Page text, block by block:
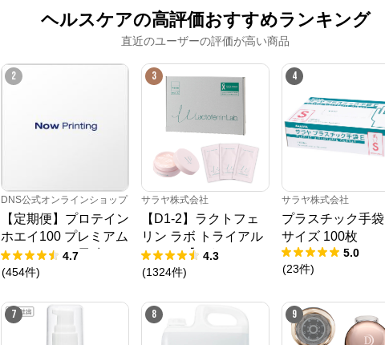
ヘルスケアの高評価おすすめランキング
直近のユーザーの評価が高い商品
2
DNS公式オンラインショップ
【定期便】プロテイン
ホエイ100 プレミアム
チョコレート風味 1,0
00g
4.7
(454件)
3
サラヤ株式会社
【D1-2】ラクトフェ
リン ラボ トライアル
セット 【ゆうメー
ル】 【送料無料】
4.3
(1324件)
4
サラヤ株式会社
プラスチック手
サイズ 100枚
5.0
(23件)
7 8 9